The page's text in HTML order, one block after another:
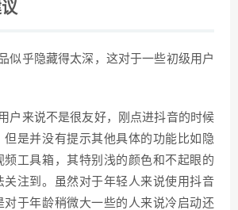
似乎隐藏得太深，这对于一些初级用户
户来说不是很友好，刚点进抖音的时候
但是并没有提示其他具体的功能比如隐
频工具箱，其特别浅的颜色和不起眼的
关注到。虽然对于年轻人来说使用抖音
对于年龄稍微大一些的人来说冷启动还